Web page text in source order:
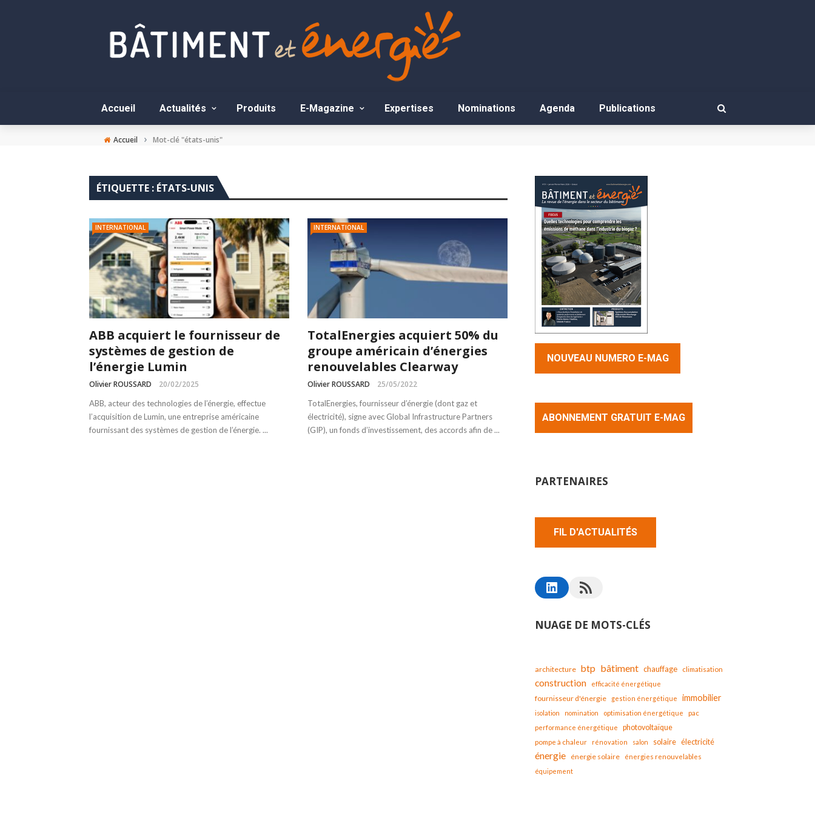
Accueil Actualités Produits E-Magazine Expertises Nominations Agenda Publications
Accueil › Mot-clé "états-unis"
ÉTIQUETTE : ÉTATS-UNIS
INTERNATIONAL
ABB acquiert le fournisseur de
systèmes de gestion de
l’énergie Lumin
Olivier ROUSSARD 20/02/2025
ABB, acteur des technologies de l’énergie, effectue
l’acquisition de Lumin, une entreprise américaine
fournissant des systèmes de gestion de l’énergie. ...
INTERNATIONAL
TotalEnergies acquiert 50% du
groupe américain d’énergies
renouvelables Clearway
Olivier ROUSSARD 25/05/2022
TotalEnergies, fournisseur d’énergie (dont gaz et
électricité), signe avec Global Infrastructure Partners
(GIP), un fonds d’investissement, des accords afin de ...
NOUVEAU NUMERO E-MAG
ABONNEMENT GRATUIT E-MAG
PARTENAIRES
FIL D'ACTUALITÉS
NUAGE DE MOTS-CLÉS
architecture btp bâtiment chauffage climatisation
construction efficacité énergétique
fournisseur d'énergie gestion énergétique immobilier
isolation nomination optimisation énergétique
pac
performance énergétique
photovoltaïque
pompe à chaleur rénovation salon solaire électricité
énergie énergie solaire
énergies renouvelables
équipement